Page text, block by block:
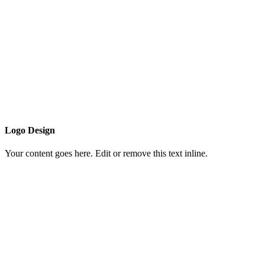
Logo Design
Your content goes here. Edit or remove this text inline.